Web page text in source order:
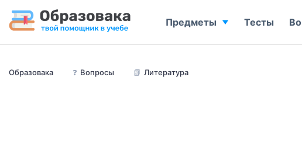
Образовака ❓ Вопросы 📗 Литература
Предметы Тесты